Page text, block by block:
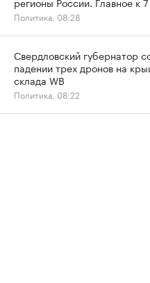
Политика, 08:28
Свердловский губернатор
падении трех дронов на
склада WB
Политика, 08:22